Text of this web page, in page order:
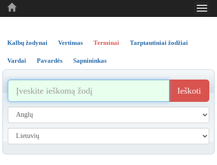
..
..
Kalbų žodynai Vertimas Terminai Tarptautiniai žodžiai
Vardai Pavardės Sapnininkas
Ieškoti